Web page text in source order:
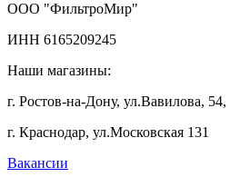
ООО "ФильтроМир"
ИНН 6165209245
Наши магазины:
г. Ростов-на-Дону, ул.Вавилова, 54,
г. Краснодар, ул.Московская 131
Вакансии